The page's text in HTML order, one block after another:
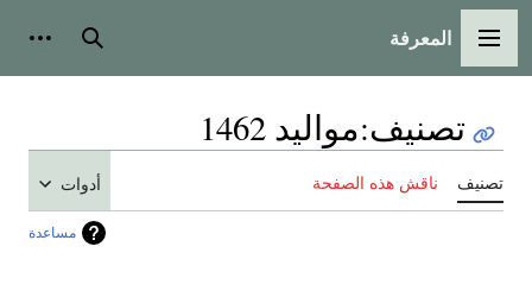
القائمة الرئيسية
المعرفة بحث
تصنيف:مواليد 1462
تصنيف ناقش هذه الصفحة أدوات
مساعدة